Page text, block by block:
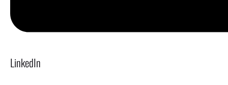
LinkedIn